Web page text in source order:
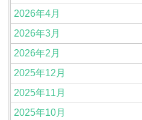
2026年4月
2026年3月
2026年2月
2025年12月
2025年11月
2025年10月